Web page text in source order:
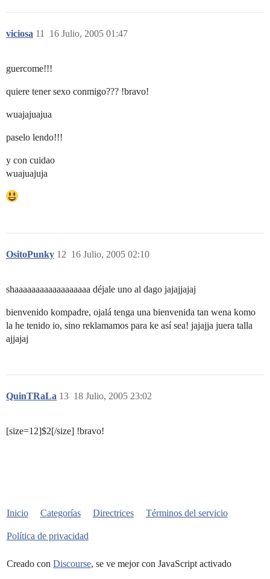
viciosa 16 Julio, 2005 01:47
11
guercome!!!
quiere tener sexo conmigo??? !bravo!
wuajajuajua
paselo lendo!!!
y con cuidao
wuajuajuja
OsitoPunky 16 Julio, 2005 02:10
12
shaaaaaaaaaaaaaaaaaa déjale uno al dago jajajjajaj
bienvenido kompadre, ojalá tenga una bienvenida tan wena komo
la he tenido io, sino reklamamos para ke así sea! jajajja juera talla
ajjajaj
QuinTRaLa 18 Julio, 2005 23:02
13
[size=12]$2[/size] !bravo!
Inicio Categorías Directrices Términos del servicio
Política de privacidad
Creado con Discourse, se ve mejor con JavaScript activado